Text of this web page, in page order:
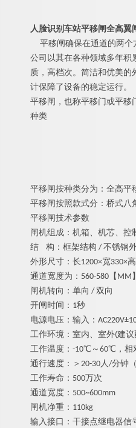
人脸识别车站平移闸全
平移闸确保在通道的两个
公司以其在各种领域多年积
质，高档次。简洁和优美的
计保障了设备的稳定运行。
平移闸，也称平移门或平移
种类
平移闸按种类分为：全高平
平移闸按照款式分：桥式八
平移
闸机组成：机箱、机芯、控
结 构：框架结构 / 不锈钢
外形尺寸：长1200×宽330×高
通道宽度为：560-580 【 MM
闸机转向：单向 / 双向
开闸时间：1秒
电源电压：输入：AC220V±
工作环境：室内、室外(建议
工作温度：-10℃～ 60℃，相
通行速度：＞20-30人/分钟
工作寿命：500万次
通道宽度：500~600mm
闸机净重：110kg
输入接口：干接点继电器信